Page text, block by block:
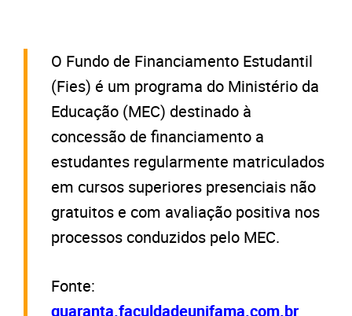
O Fundo de Financiamento Estudantil
(Fies) é um programa do Ministério da
Educação (MEC) destinado à
concessão de financiamento a
estudantes regularmente matriculados
em cursos superiores presenciais não
gratuitos e com avaliação positiva nos
processos conduzidos pelo MEC.
Fonte:
guaranta.faculdadeunifama.com.br